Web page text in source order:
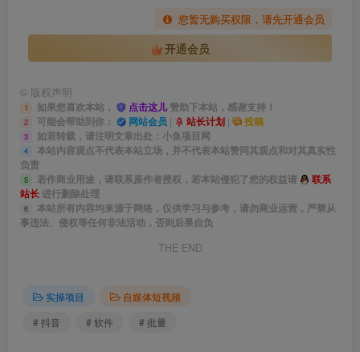
您暂无购买权限，请先开通会员
开通会员
© 版权声明
1 如果您喜欢本站， 点击这儿赞助下本站，感谢支持！
2 可能会帮助到你： 网站会员 | 站长计划 | 投稿
3 如若转载，请注明文章出处：小鱼项目网
4
本站内容观点不代表本站立场，并不代表本站赞同其观点和对其真实性
负责
5 若作商业用途，请联系原作者授权，若本站侵犯了您的权益请
联系
站长进行删除处理
6
本站所有内容均来源于网络，仅供学习与参考，请勿商业运营，严禁从
事违法、侵权等任何非法活动，否则后果自负
THE END
实操项目
自媒体短视频
# 抖音
# 软件 # 批量